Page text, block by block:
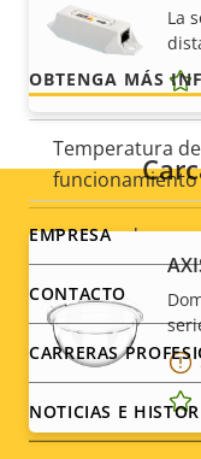
(ranura para
memoria)
Temperatura de
funcionamiento
Preparada
Clasificación
Clasificación IP
Diseñado para
La
que recibe.
Footer
menu
EMPRESA
CONTACTO
CARRERAS
NOTICIAS E